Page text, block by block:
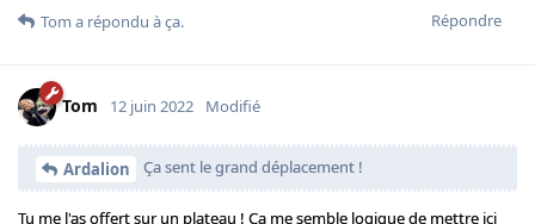
Répondre
Tom a répondu à ça.
Tom 12 juin 2022 Modifié
Ardalion Ça sent le grand déplacement !
Tu me l'as offert sur un plateau ! Ça me semble logique de mettre ici